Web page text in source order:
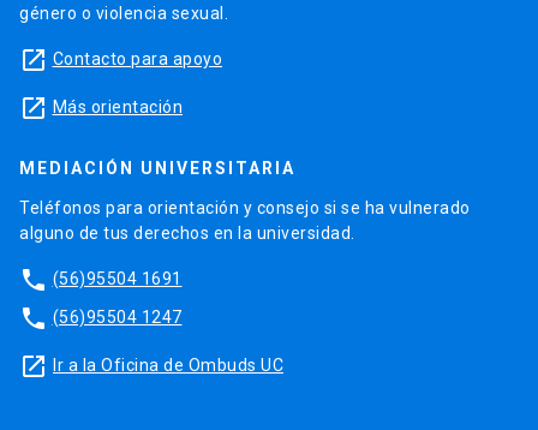
género o violencia sexual.
launch Contacto para apoyo
launch Más orientación
MEDIACIÓN UNIVERSITARIA
Teléfonos para orientación y consejo si se ha vulnerado
alguno de tus derechos en la universidad.
phone (56)95504 1691
phone (56)95504 1247
launch Ir a la Oficina de Ombuds UC